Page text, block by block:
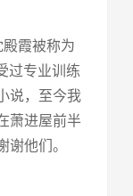
霞被称为
过专业训练
说，至今我
萧进屋前半
他们。